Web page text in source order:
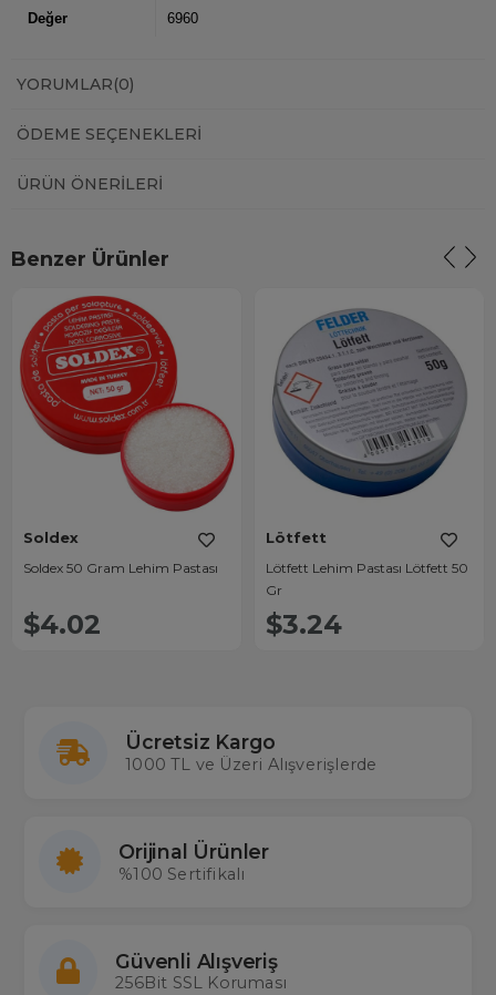
Değer 6960
YORUMLAR(0)
ÖDEME SEÇENEKLERI
ÜRÜN ÖNERILERI
Benzer Ürünler
Soldex
Soldex 50 Gram Lehim Pastası
$4.02
Lötfett
Lötfett Lehim Pastası Lötfett 50
Gr
$3.24
Ücretsiz Kargo
1000 TL ve Üzeri Alışverişlerde
Orijinal Ürünler
%100 Sertifikalı
Güvenli Alışveriş
256Bit SSL Koruması